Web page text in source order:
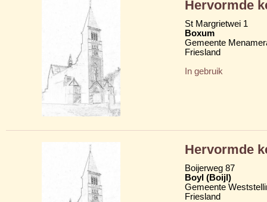
Hervormde
St Margrietwei 1
Boxum
Gemeente
Friesland
In gebruik
Hervormde
Boijerweg 87
Boyl (Boijl)
Gemeente
Friesland